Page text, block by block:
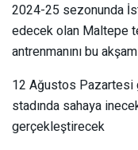
2024-25 sezonunda
edecek olan Maltepe
antrenmanını bu
12 Ağustos Pazartesi
stadında sahaya
gerçekleştirecek